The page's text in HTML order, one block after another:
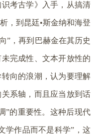
考古学》入手，从搞清
，到昆廷•斯金纳和海登
”，再到巴赫金在其历史
完成性、文本开放性的
向的浪潮，认为要理解
系轴，而且应当放到话
”的重要性。这种后现代
学作品而不是科学”，这